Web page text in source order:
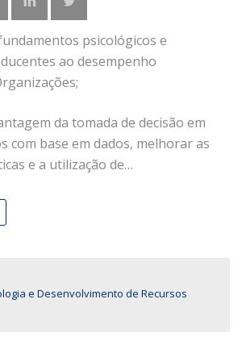
psicológicos e
ao desempenho
da tomada de decisão em
com base em dados, melhorar as
e a utilização de
e Desenvolvimento de Recursos